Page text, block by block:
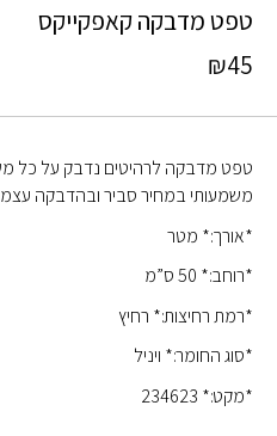
טפט מדבקה קאפקייקס
₪45
טפט מדבקה לרהיטים נדבק על כל
משמעותי במחיר סביר ובהדבקה
*אורך:* מטר
*רוחב:* 50 ס”מ
*רמת רחיצות:* רחיץ
*סוג החומר:* ויניל
*מקט:* 234623